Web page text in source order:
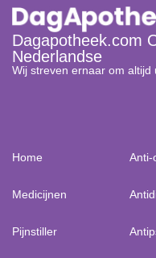
Dagapotheek.com
Nederlandse
Wij streven ernaar om altijd
Home
Medicijnen
Pijnstiller
Anti-